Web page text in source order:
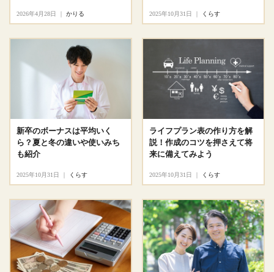
2026年4月28日 かりる 2025年10月31日 くらす
新卒のボーナスは平均いく
ら？夏と冬の違いや使いみち
も紹介
2025年10月31日 くらす
ライフプラン表の作り方を解
説！作成のコツを押さえて将
来に備えてみよう
2025年10月31日 くらす